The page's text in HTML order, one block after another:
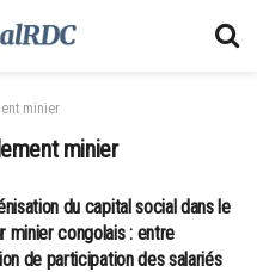
minier
minier
du capital social dans le
minier congolais : entre
de participation des salariés